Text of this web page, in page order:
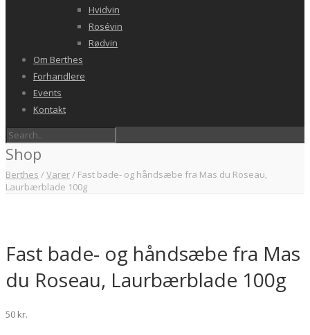
Hvidvin
Rosévin
Rødvin
Om Berthes
Forhandlere
Events
Kontakt
Shop
Berthes /Varer/ Fast bade- og håndsæbe fra Mas du Roseau,
Laurbærblade 100g
Fast bade- og håndsæbe fra Mas
du Roseau, Laurbærblade 100g
50 kr.